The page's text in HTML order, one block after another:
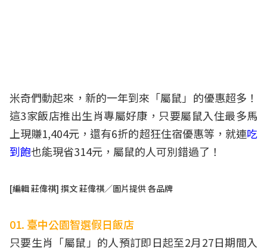
米奇們動起來，新的一年到來「屬鼠」的優惠超多！
這3家飯店推出生肖專屬好康，只要屬鼠入住最多馬
上現賺1,404元，還有6折的超狂住宿優惠等，就連吃
到飽也能現省314元，屬鼠的人可別錯過了！
[編輯 莊偉祺] 撰文 莊偉祺／圖片提供 各品牌
01. 臺中公園智選假日飯店
只要生肖「屬鼠」的人預訂即日起至2月27日期間入